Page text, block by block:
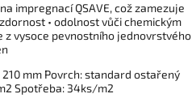
impregnací QSAVE, což zamezuje
• odolnost vůči chemickým
z vysoce pevnostního jednovrstvého
mm Povrch: standard ostařený
Spotřeba: 34ks/m2